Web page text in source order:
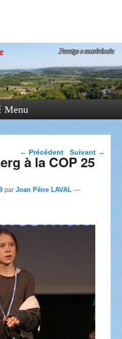
Paratge e Convivència
Menu
Navigation dans les
articles
← Précédent Suivant →
à la COP 25
parJoan Pèire LAVAL —